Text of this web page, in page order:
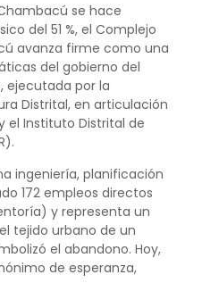
se hace
del 51 %, el Complejo
avanza firme como una
del gobierno del
ejecutada por la
Distrital, en articulación
el Instituto Distrital de
ingeniería, planificación
172 empleos directos
y representa un
tejido urbano de un
el abandono. Hoy,
de esperanza,